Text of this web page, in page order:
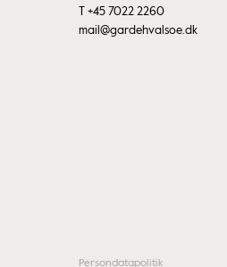
+45 7022 2260
mail@gardehvalsoe.dk
Persondatapolitik